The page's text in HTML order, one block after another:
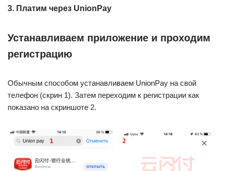
3. Платим через UnionPay
Устанавливаем приложение и проходим
регистрацию
Обычным способом устанавливаем UnionPay на свой
телефон (скрин 1). Затем переходим к регистрации как
показано на скриншоте 2.